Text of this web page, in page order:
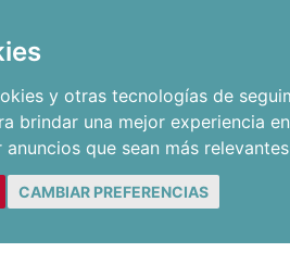
y otras tecnologías de
brindar una mejor experiencia
que sean más
CAMBIAR PREFERENCIAS